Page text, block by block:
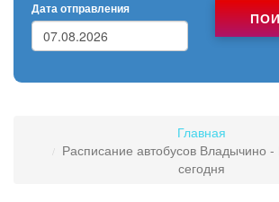
Дата отправления
Главная
Расписание автобусов Владычино -
сегодня